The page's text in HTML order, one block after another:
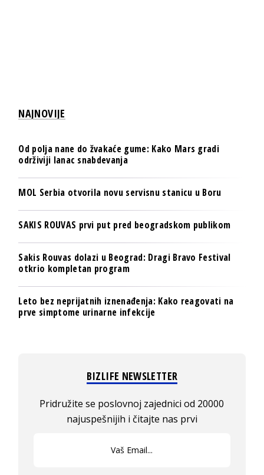
NAJNOVIJE
Od polja nane do žvakaće gume: Kako Mars gradi
održiviji lanac snabdevanja
MOL Serbia otvorila novu servisnu stanicu u Boru
SAKIS ROUVAS prvi put pred beogradskom publikom
Sakis Rouvas dolazi u Beograd: Dragi Bravo Festival
otkrio kompletan program
Leto bez neprijatnih iznenađenja: Kako reagovati na
prve simptome urinarne infekcije
BIZLIFE NEWSLETTER
Pridružite se poslovnoj zajednici od 20000
najuspešnijih i čitajte nas prvi